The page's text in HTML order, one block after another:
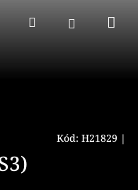
Hľadať Prihlásenie
Kód: H21829 |